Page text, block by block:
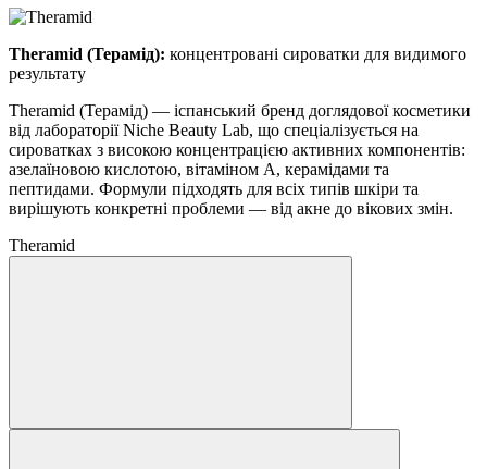
Theramid (Терамід): концентровані сироватки для видимого
результату
Theramid (Терамід) — іспанський бренд доглядової косметики
від лабораторії Niche Beauty Lab, що спеціалізується на
сироватках з високою концентрацією активних компонентів:
азелаїновою кислотою, вітаміном А, керамідами та
пептидами. Формули підходять для всіх типів шкіри та
вирішують конкретні проблеми — від акне до вікових змін.
Theramid